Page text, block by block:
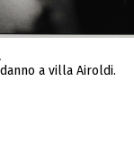
a villa Airoldi.